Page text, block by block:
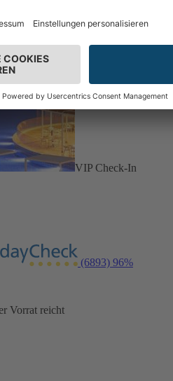
VIP Check-In
(6893) 96%
Vorrat reicht